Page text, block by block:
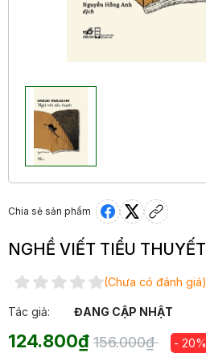
Chia sẻ sản phẩm
NGHỀ VIẾT TIỂU THUYẾT
(Chưa có đánh giá)
Tác giả: ĐANG CẬP NHẬT
124.800₫ 156.000₫ - 20%